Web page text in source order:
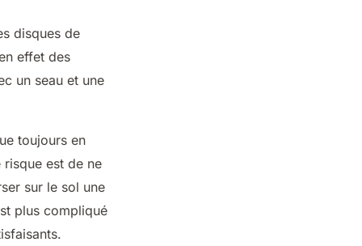
disques de
effet des
un seau et une
toujours en
risque est de ne
sur le sol une
plus compliqué